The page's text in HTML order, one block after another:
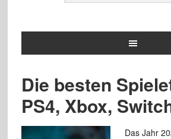
Die besten
PS4, Xbox,
Das Jahr